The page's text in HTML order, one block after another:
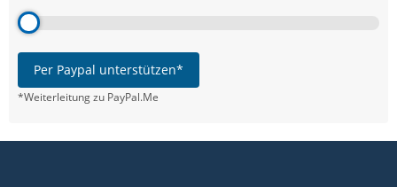
Per Paypal unterstützen*
*Weiterleitung zu PayPal.Me